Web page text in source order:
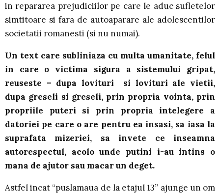
in repararea prejudiciilor pe care le aduc sufletelor
simtitoare si fara de autoaparare ale adolescentilor
societatii romanesti (si nu numai).
Un text care subliniaza cu multa umanitate, felul
in care o victima sigura a sistemului gripat,
reuseste – dupa lovituri si lovituri ale vietii,
dupa greseli si greseli, prin propria vointa, prin
propriile puteri si prin propria intelegere a
datoriei pe care o are pentru ea insasi, sa iasa la
suprafata mizeriei, sa invete ce inseamna
autorespectul, acolo unde putini i-au intins o
mana de ajutor sau macar un deget.
Astfel incat “puslamaua de la etajul 13” ajunge un om